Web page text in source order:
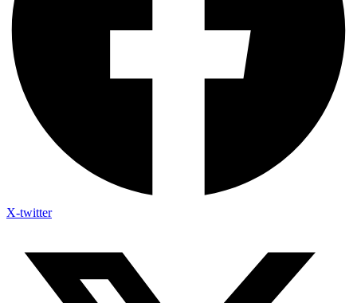
X-twitter